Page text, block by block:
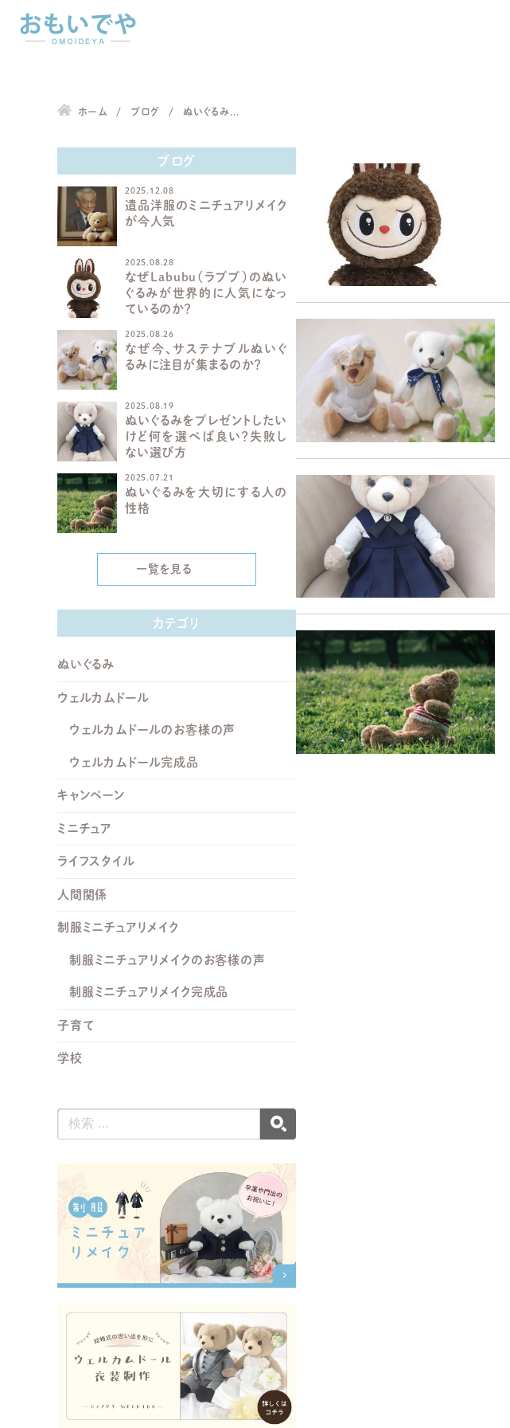
ホーム ブログ ぬいぐるみ...
ブログ
2025.12.08
遺品洋服のミニチュアリメイク
が今人気
2025.08.28
なぜLabubu（ラブブ）のぬい
ぐるみが世界的に人気になっ
ているのか？
2025.08.26
なぜ今、サステナブルぬいぐ
るみに注目が集まるのか？
2025.08.19
ぬいぐるみをプレゼントしたい
けど何を選べば良い？失敗し
ない選び方
2025.07.21
ぬいぐるみを大切にする人の
性格
一覧を見る
カテゴリ
ぬいぐるみ
ウェルカムドール
ウェルカムドールのお客様の声
ウェルカムドール完成品
キャンペーン
ミニチュア
ライフスタイル
人間関係
制服ミニチュアリメイク
制服ミニチュアリメイクのお客様の声
制服ミニチュアリメイク完成品
子育て
学校